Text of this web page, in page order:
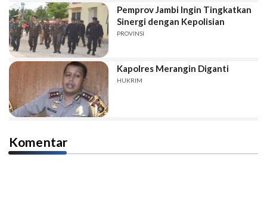
Pemprov Jambi Ingin Tingkatkan
Sinergi dengan Kepolisian
PROVINSI
Kapolres Merangin Diganti
HUKRIM
Komentar